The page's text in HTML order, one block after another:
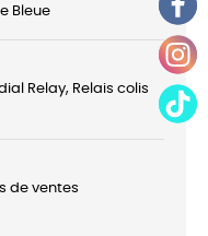
Bleue
Relay, Relais colis
de ventes